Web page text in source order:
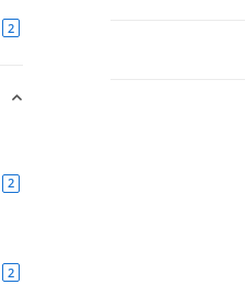
2Artikel gefunden
2Artikel gefunden
2Artikel gefunden